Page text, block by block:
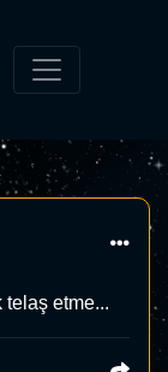
telaş etme...